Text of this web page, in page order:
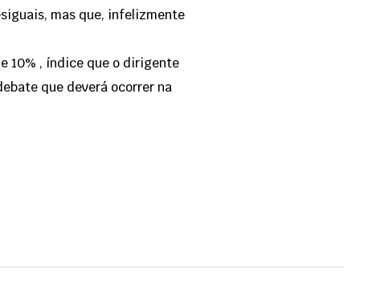
mas que, infelizmente
10% , índice que o dirigente
que deverá ocorrer na